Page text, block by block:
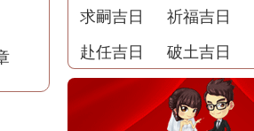
求嗣吉日
祈福吉日
赴任吉日
破土吉日